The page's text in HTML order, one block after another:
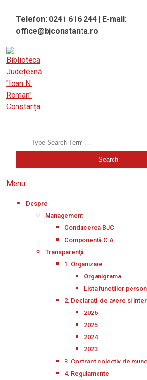
content
Telefon: 0241 616 244 | E-mail:
office@bjconstanta.ro
Search
Secondary
Menu
Menu
Despre
Management
Conducerea BJC
Componență C.A.
Transparenţă
1. Organizare
Organigrama
Lista funcțiilor
2. Declarații de avere si
2026
2025
2024
2023
3. Contract colectiv de
4. Regulamente